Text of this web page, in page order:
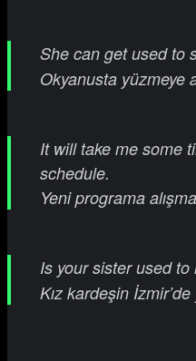
She can get used to
Okyanusta yüzmeye
It will take me some
schedule.
Yeni programa
Is your sister used to
Kız kardeşin